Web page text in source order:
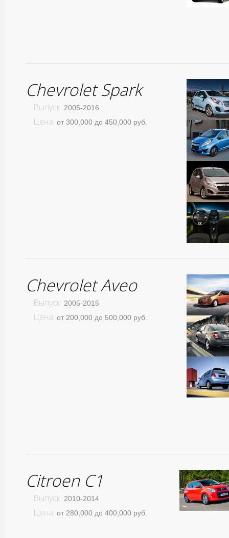
Chevrolet Spark
Выпуск: 2005-2016
Цена: от 300,000 до 450,000 руб.
Chevrolet Aveo
Выпуск: 2005-2015
Цена: от 200,000 до 500,000 руб.
Citroen C1
Выпуск: 2010-2014
Цена: от 280,000 до 400,000 руб.